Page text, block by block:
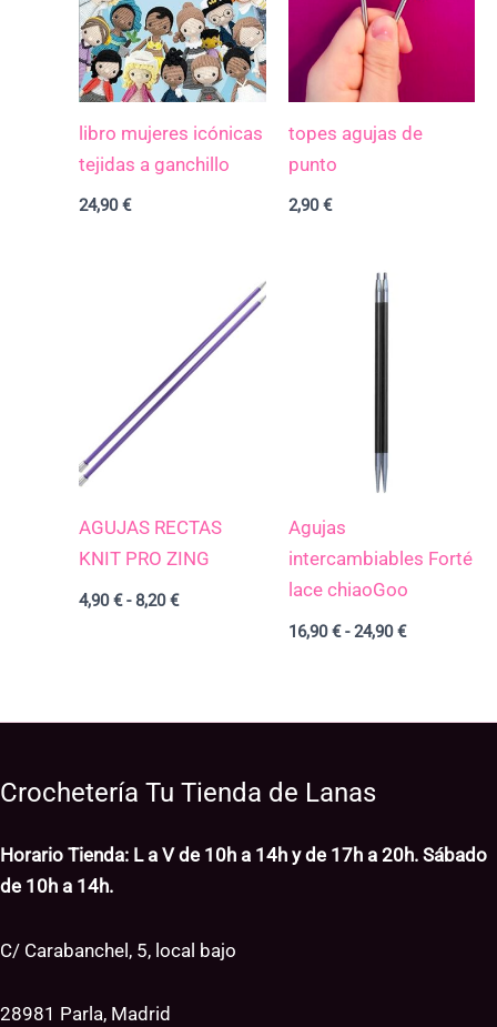
libro mujeres icónicas
tejidas a ganchillo
24,90€
topes agujas de
punto
2,90€
AGUJAS RECTAS
KNIT PRO ZING
4,90€ - 8,20€
precios:
desde
4,90 €
hasta
Agujas
intercambiables Forté
lace chiaoGoo
16,90€ - 24,90€
Crochetería Tu Tienda de Lanas
Horario Tienda: L a V de 10h a 14h y de 17h a 20h. Sábado
de 10h a 14h.
C/ Carabanchel, 5, local bajo
28981 Parla, Madrid